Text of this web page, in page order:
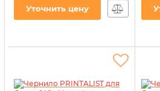
PL-INK-CANON-Y
Уточнить цену